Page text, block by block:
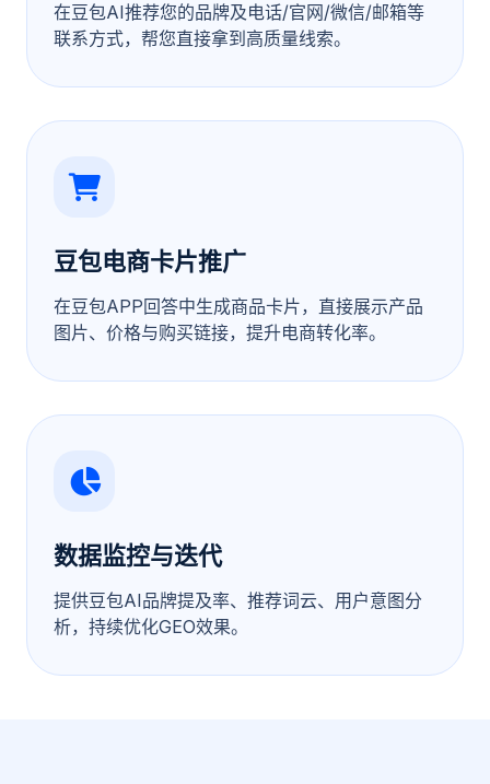
在豆包AI推荐您的品牌及电话/官网/微信/邮箱等
联系方式，帮您直接拿到高质量线索。
豆包电商卡片推广
在豆包APP回答中生成商品卡片，直接展示产品
图片、价格与购买链接，提升电商转化率。
数据监控与迭代
提供豆包AI品牌提及率、推荐词云、用户意图分
析，持续优化GEO效果。